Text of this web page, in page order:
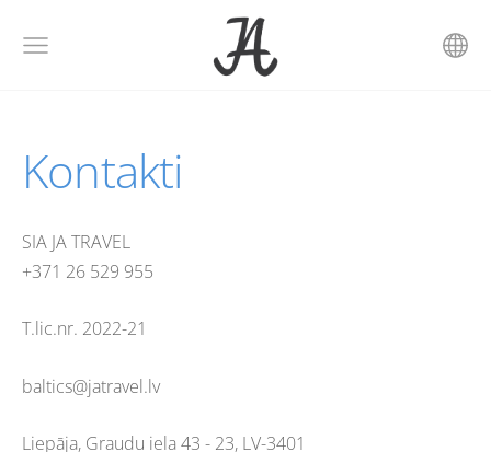
Kontakti
SIA JA TRAVEL
+371 26 529 955
T.lic.nr. 2022-21
baltics@jatravel.lv
Liepāja, Graudu iela 43 - 23, LV-3401